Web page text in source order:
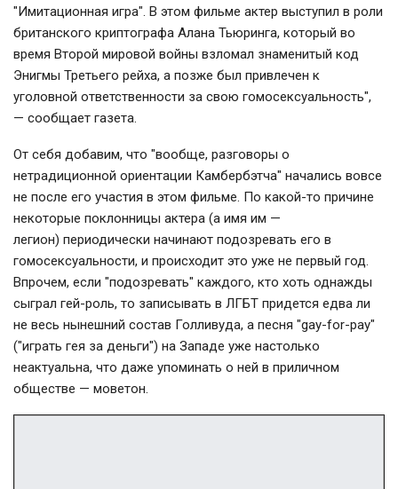
"Имитационная игра". В этом фильме актер выступил в роли
британского криптографа Алана Тьюринга, который во
время Второй мировой войны взломал знаменитый код
Энигмы Третьего рейха, а позже был привлечен к
уголовной ответственности за свою гомосексуальность",
— сообщает газета.
От себя добавим, что "вообще, разговоры о
нетрадиционной ориентации Камбербэтча" начались вовсе
не после его участия в этом фильме. По какой-то причине
некоторые поклонницы актера (а имя им —
легион) периодически начинают подозревать его в
гомосексуальности, и происходит это уже не первый год.
Впрочем, если "подозревать" каждого, кто хоть однажды
сыграл гей-роль, то записывать в ЛГБТ придется едва ли
не весь нынешний состав Голливуда, а песня "gay-for-pay"
("играть гея за деньги") на Западе уже настолько
неактуальна, что даже упоминать о ней в приличном
обществе — моветон.